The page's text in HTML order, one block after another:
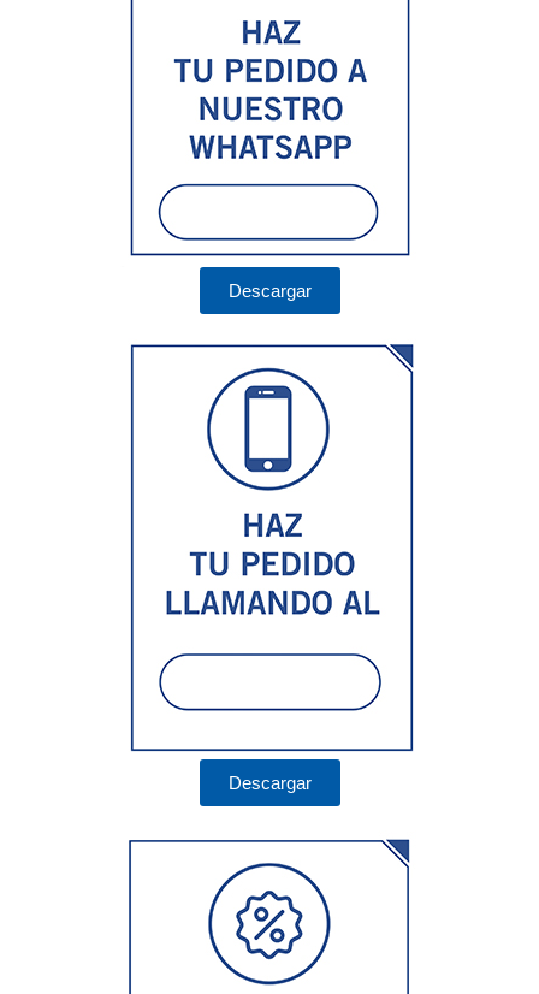
Descargar
Descargar